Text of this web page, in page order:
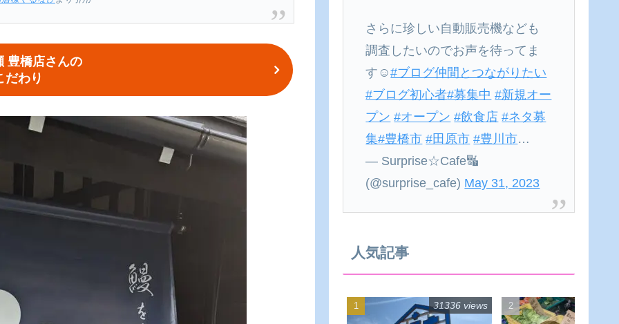
豊橋店さんの
だわり
さらに珍しい自動販売機なども
調査したいのでお声を待ってま
す☺#ブログ仲間とつながりたい
#ブログ初心者#募集中 #新規オー
プン #オープン #飲食店 #ネタ募
集#豊橋市 #田原市 #豊川市…
— Surprise☆Cafe🔣
(@surprise_cafe) May 31, 2023
人気記事
31336 views